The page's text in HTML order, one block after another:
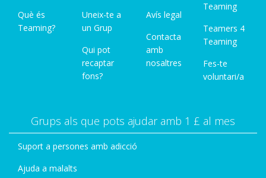
Què és
Teaming?
Uneix-te a
un Grup
Qui pot
recaptar
fons?
Avís legal
Contacta
amb
nosaltres
Teaming
Teamers 4
Teaming
Fes-te
voluntari/a
Grups als que pots ajudar amb 1 £ al mes
Suport a persones amb adicció
Ajuda a malalts